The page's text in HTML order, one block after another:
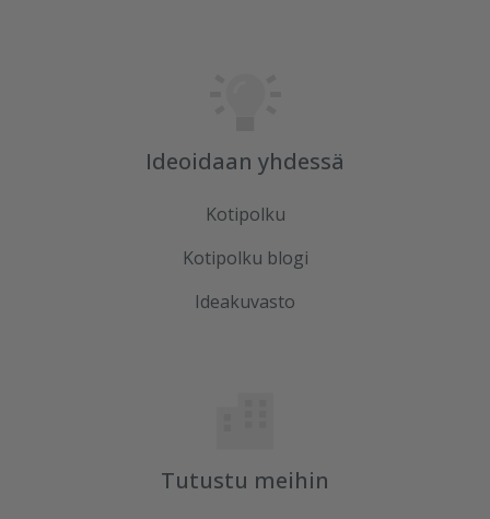
Ideoidaan yhdessä
Kotipolku
Kotipolku blogi
Ideakuvasto
Tutustu meihin